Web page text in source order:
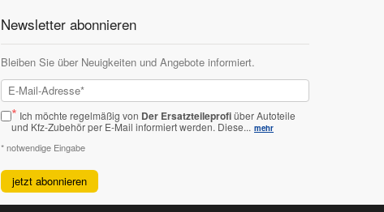
Newsletter abonnieren
Bleiben Sie über Neuigkeiten und Angebote informiert.
* Ich möchte regelmäßig von Der Ersatzteileprofiüber Autoteile
und Kfz-Zubehör per E-Mail informiert werden. Diese... mehr
* notwendige Eingabe
jetzt abonnieren